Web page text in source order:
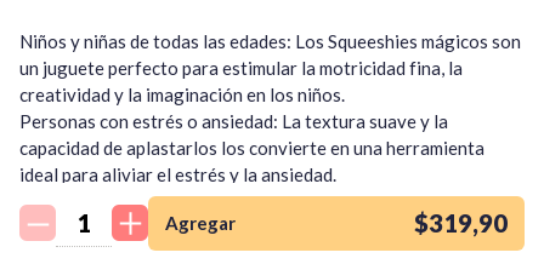
¡Quiero una
tienda así para mi
emprendimiento!
Niños y niñas de todas las edades: Los Squeeshies mágicos son
un juguete perfecto para estimular la motricidad fina, la
creatividad y la imaginación en los niños.
Personas con estrés o ansiedad: La textura suave y la
capacidad de aplastarlos los convierte en una herramienta
ideal para aliviar el estrés y la ansiedad.
Coleccionistas: Con una gran variedad de personajes y
diseños disponibles, los Squeeshies mágicos se han convertido
en un objeto de colección codiciado por personas de todas las
Agregar $319,90